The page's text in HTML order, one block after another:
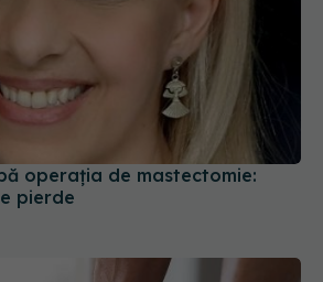
operația de mastectomie:
pierde